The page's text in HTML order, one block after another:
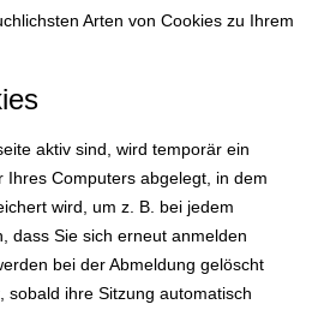
Arten von Cookies zu Ihrem
aktiv sind, wird temporär ein
Ihres Computers abgelegt, in dem
wird, um z. B. bei jedem
dass Sie sich erneut anmelden
bei der Abmeldung gelöscht
sobald ihre Sitzung automatisch